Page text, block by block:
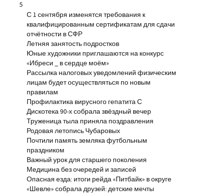
5
С 1 сентября изменятся требования к
квалифицированным сертификатам для сдачи
отчётности в СФР
Летняя занятость подростков
Юные художники приглашаются на конкурс
«Ибреси _ в сердце моём»
Рассылка налоговых уведомлений физическим
лицам будет осуществляться по новым
правилам
Профилактика вирусного гепатита С
Дискотека 90-х собрала звёздный вечер
Труженица тыла приняла поздравления
Родовая летопись Чубаровых
Почтили память земляка футбольным
праздником
Важный урок для старшего поколения
Медицина без очередей и записей
Опасная езда: итоги рейда «Питбайк» в округе
«Шевле» собрала друзей: детские мечты